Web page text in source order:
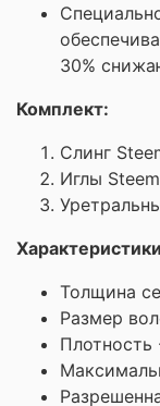
30%
Комплект:
Слинг
Иглы
Толщина
Размер
Плотность